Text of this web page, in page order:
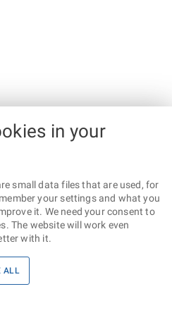
in your
small data files that are used, for
your settings and what you
it. We need your consent to
The website will work even
with it.
ALL